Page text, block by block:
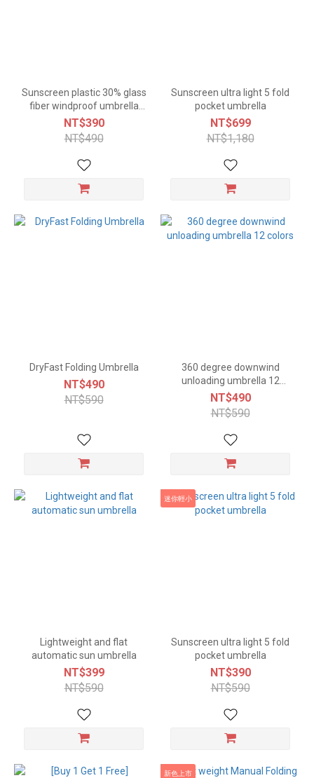
Sunscreen plastic 30% glass
fiber windproof umbrella
10colors
NT$390
NT$490
Sunscreen ultra light 5 fold
pocket umbrella
NT$699
NT$1,180
DryFast Folding Umbrella
NT$490
NT$590
360 degree downwind
unloading umbrella 12
colors
NT$490
NT$590
Lightweight and flat
automatic sun umbrella
NT$399
NT$590
迷你輕小
Sunscreen ultra light 5 fold
pocket umbrella
NT$390
NT$590
新色上市